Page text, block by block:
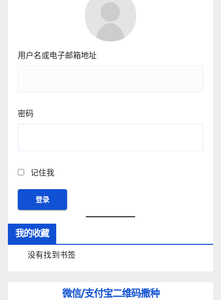
用户名或电子邮箱地址
密码
记住我
我的收藏
没有找到书签
微信/支付宝二维码撒种